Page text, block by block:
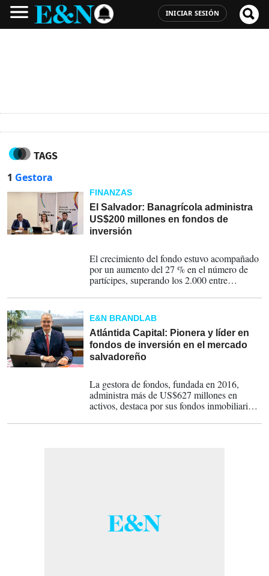
INICIAR SESIÓN
TAGS
1 Gestora
FINANZAS
El Salvador: Banagrícola administra
US$200 millones en fondos de
inversión
El crecimiento del fondo estuvo acompañado
por un aumento del 27 % en el número de
partícipes, superando los 2.000 entre
E&N BRANDLAB
Atlántida Capital: Pionera y líder en
fondos de inversión en el mercado
salvadoreño
La gestora de fondos, fundada en 2016,
administra más de US$627 millones en
activos, destaca por sus fondos inmobiliarios
respaldo del Grupo Financiero Atlántida.